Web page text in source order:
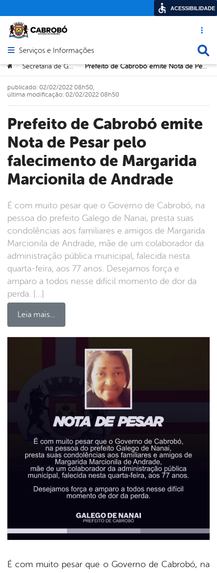
Acesso
Abrir menu principal de navegação
Serviços e Informações
Você está aqui:
> Secretaria de Governo > Prefeito de Cabrobó emite Nota de Pesar pelo falecimento de Margarida Marcionila de Andrade
Prefeito de Cabrobó emite
Nota de Pesar pelo
falecimento de Margarida
Marcionila de Andrade
É com muito pesar que o Governo de Cabrobó, na
pessoa do prefeito Galego de Nanai, presta suas
condolências aos familiares e amigos de Margarida
Marcionila de Andrade, mãe de um colaborador da
administração pública municipal, falecida nesta
quarta-feira, aos 77 anos. Desejamos força e
amparo a todos nesse difícil momento de dor da
perda. […]
Leia mais…
publicado: 02/02/2022 08h50,
última modificação: 02/02/2022 08h50
É com muito pesar que o Governo de Cabrobó, na
ACESSIBILIDADE